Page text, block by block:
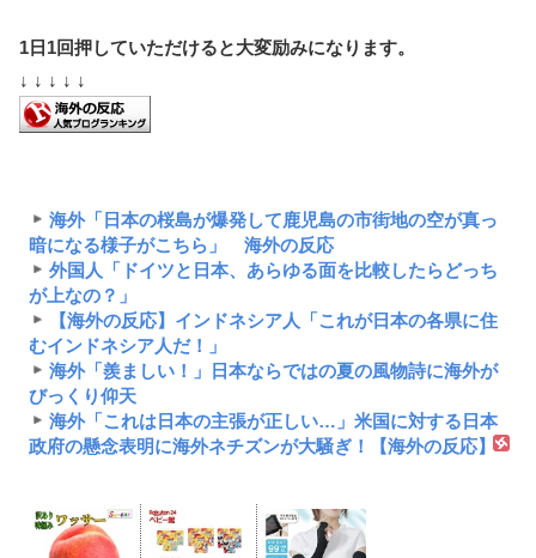
1日1回押していただけると大変励みになります。
↓ ↓ ↓ ↓ ↓
海外「日本の桜島が爆発して鹿児島の市街地の空が真っ
暗になる様子がこちら」 海外の反応
外国人「ドイツと日本、あらゆる面を比較したらどっち
が上なの？」
【海外の反応】インドネシア人「これが日本の各県に住
むインドネシア人だ！」
海外「羨ましい！」日本ならではの夏の風物詩に海外が
びっくり仰天
海外「これは日本の主張が正しい…」米国に対する日本
政府の懸念表明に海外ネチズンが大騒ぎ！【海外の反応】